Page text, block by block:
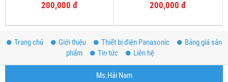
200,000 đ 200,000 đ
Trang chủ Giới thiệu Thiết bị điện Panasonic
Bảng giá sản
phẩm
Tin tức Liên hệ
Ms.Hải Nam